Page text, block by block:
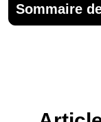
Sommaire